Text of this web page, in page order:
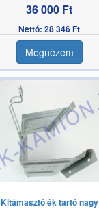
36 000 Ft
Nettó: 28 346 Ft
Megnézem
Kitámasztó ék tartó nagy